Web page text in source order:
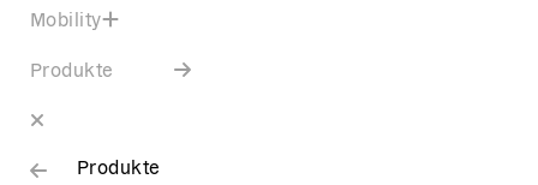
Mobility
Produkte
Produkte